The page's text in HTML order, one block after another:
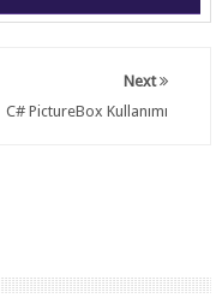
C# PictureBox Kullanımı